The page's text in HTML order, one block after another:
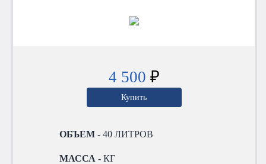
4 500 ₽
Купить
ОБЪЕМ - 40 ЛИТРОВ
МАССА - КГ